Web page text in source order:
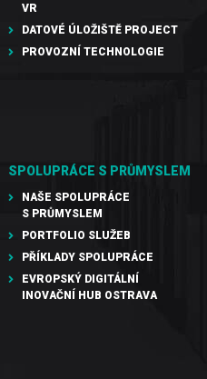
VR
DATOVÉ ÚLOŽIŠTĚ PROJECT
PROVOZNÍ TECHNOLOGIE
SPOLUPRÁCE S PRŮMYSLEM
NAŠE SPOLUPRÁCE
S PRŮMYSLEM
PORTFOLIO SLUŽEB
PŘÍKLADY SPOLUPRÁCE
EVROPSKÝ DIGITÁLNÍ
INOVAČNÍ HUB OSTRAVA